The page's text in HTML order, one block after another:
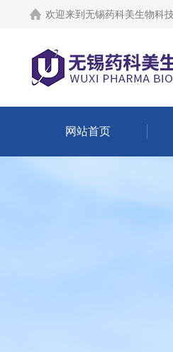
欢迎来到 无锡药科美生物科
网站首页